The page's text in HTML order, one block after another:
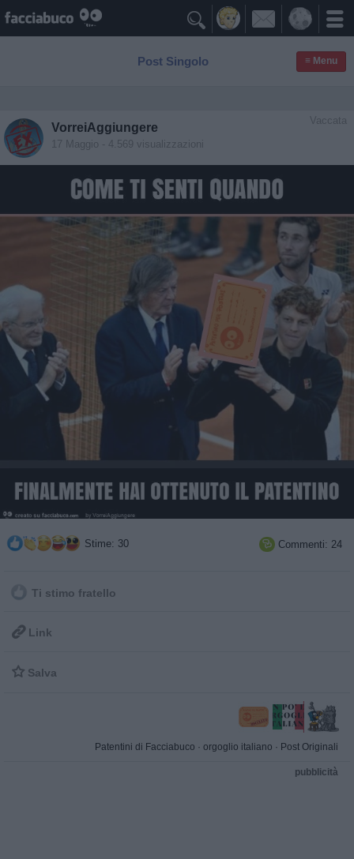

Post Singolo ≡ Menu
Vaccata
VorreiAggiungere
17 Maggio - 4.569 visualizzazioni
Stime: 30  Commenti: 24
Ti stimo fratello
 Link
 Salva
Patentini di Facciabuco · orgoglio italiano · Post Originali
pubblicità